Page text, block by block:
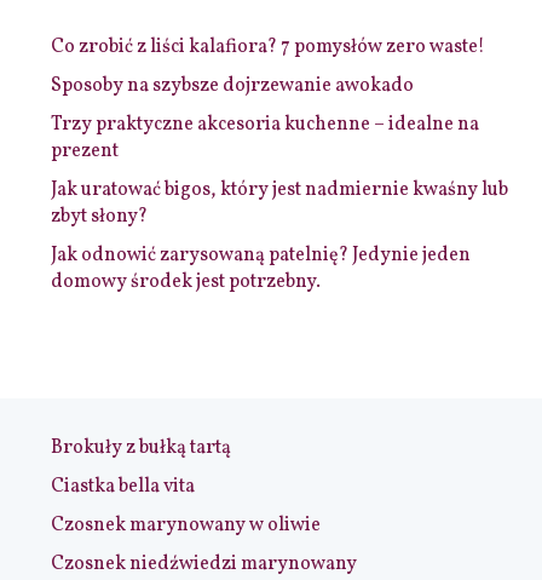
Co zrobić z liści kalafiora? 7 pomysłów zero waste!
Sposoby na szybsze dojrzewanie awokado
Trzy praktyczne akcesoria kuchenne – idealne na
prezent
Jak uratować bigos, który jest nadmiernie kwaśny lub
zbyt słony?
Jak odnowić zarysowaną patelnię? Jedynie jeden
domowy środek jest potrzebny.
Brokuły z bułką tartą
Ciastka bella vita
Czosnek marynowany w oliwie
Czosnek niedźwiedzi marynowany